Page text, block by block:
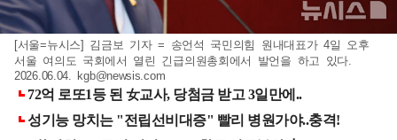
[서울=뉴시스] 김금보 기자 = 송언석 국민의힘 원내대표가 4일 오후
서울 여의도 국회에서 열린 긴급의원총회에서 발언을 하고 있다.
2026.06.04. kgb@newsis.com